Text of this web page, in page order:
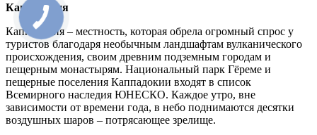
Каппадокия
Каппадокия – местность, которая обрела огромный спрос у
туристов благодаря необычным ландшафтам вулканического
происхождения, своим древним подземным городам и
пещерным монастырям. Национальный парк Гёреме и
пещерные поселения Каппадокии входят в список
Всемирного наследия ЮНЕСКО. Каждое утро, вне
зависимости от времени года, в небо поднимаются десятки
воздушных шаров – потрясающее зрелище.